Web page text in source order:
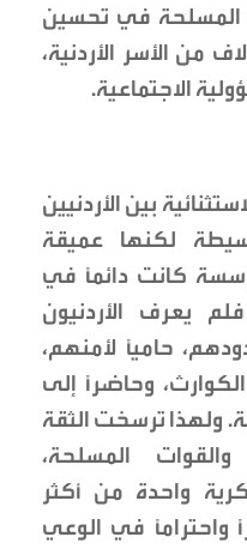
المسلحة في تحسين
من الأسر الأردنية،
الاجتماعية.
بين الأردنيين
لكنها عميقة
كانت دائماً في
يعرف الأردنيون
حامياً لأمنهم،
وحاضراً إلى
ولهذا ترسخت الثقة
والقوات المسلحة،
واحدة من أكثر
واحتراماً في الوعي